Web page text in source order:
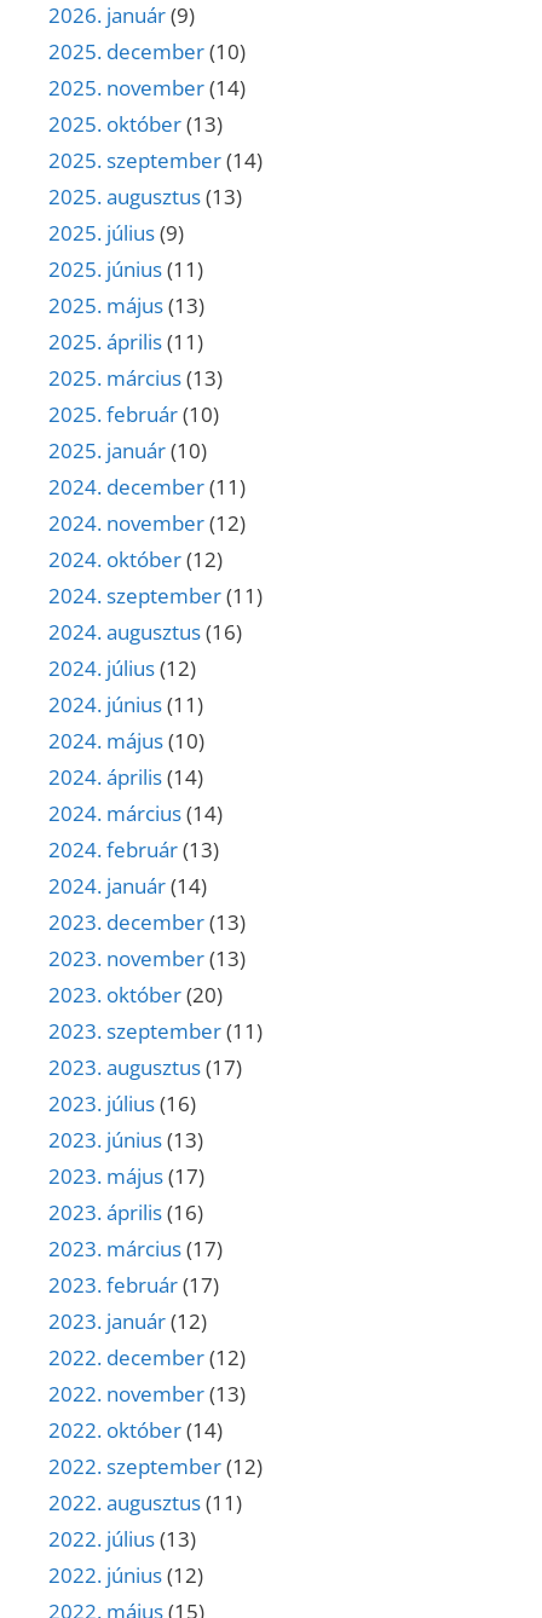
2026. január(9)
2025. december(10)
2025. november(14)
2025. október(13)
2025. szeptember(14)
2025. augusztus(13)
2025. július(9)
2025. június(11)
2025. május(13)
2025. április(11)
2025. március(13)
2025. február(10)
2025. január(10)
2024. december(11)
2024. november(12)
2024. október(12)
2024. szeptember(11)
2024. augusztus(16)
2024. július(12)
2024. június(11)
2024. május(10)
2024. április(14)
2024. március(14)
2024. február(13)
2024. január(14)
2023. december(13)
2023. november(13)
2023. október(20)
2023. szeptember(11)
2023. augusztus(17)
2023. július(16)
2023. június(13)
2023. május(17)
2023. április(16)
2023. március(17)
2023. február(17)
2023. január(12)
2022. december(12)
2022. november(13)
2022. október(14)
2022. szeptember(12)
2022. augusztus(11)
2022. július(13)
2022. június(12)
2022. május(15)